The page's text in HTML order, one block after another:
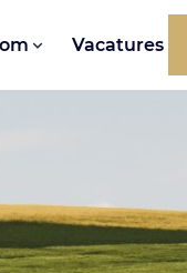
Vacatures